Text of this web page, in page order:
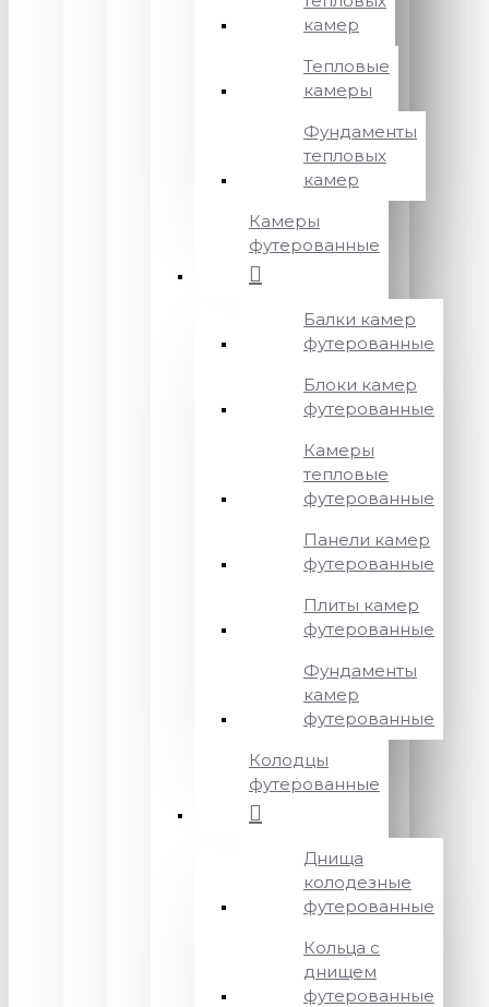
камер
Тепловые
камеры
Фундаменты
тепловых
камер
Камеры
футерованные
Балки камер
футерованные
Блоки камер
футерованные
Камеры
тепловые
футерованные
Панели камер
футерованные
Плиты камер
футерованные
Фундаменты
камер
футерованные
Колодцы
футерованные
Днища
колодезные
футерованные
Кольца с
днищем
футерованные